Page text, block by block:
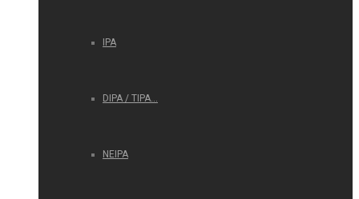
IPA
DIPA / TIPA…
NEIPA